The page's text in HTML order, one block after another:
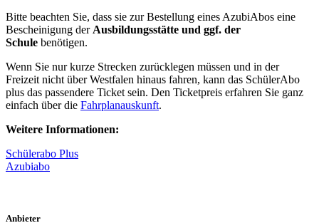
Bitte beachten Sie, dass sie zur Bestellung eines AzubiAbos eine
Bescheinigung der Ausbildungsstätte und ggf. der
Schule benötigen.
Wenn Sie nur kurze Strecken zurücklegen müssen und in der
Freizeit nicht über Westfalen hinaus fahren, kann das SchülerAbo
plus das passendere Ticket sein. Den Ticketpreis erfahren Sie ganz
einfach über die Fahrplanauskunft.
Weitere Informationen:
Schülerabo Plus
Azubiabo
Anbieter